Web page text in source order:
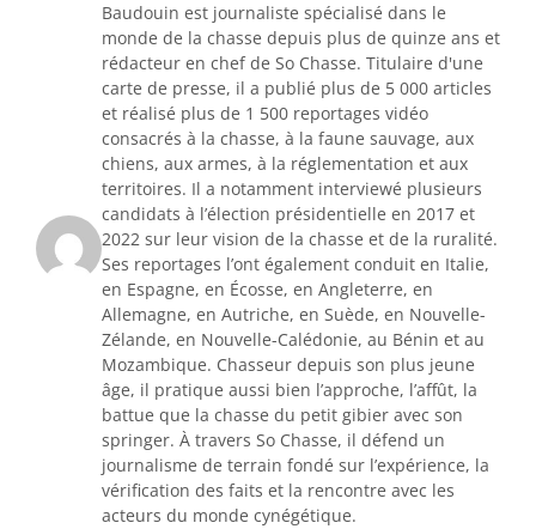
Baudouin est journaliste spécialisé dans le
monde de la chasse depuis plus de quinze ans et
rédacteur en chef de So Chasse. Titulaire d'une
carte de presse, il a publié plus de 5 000 articles
et réalisé plus de 1 500 reportages vidéo
consacrés à la chasse, à la faune sauvage, aux
chiens, aux armes, à la réglementation et aux
territoires. Il a notamment interviewé plusieurs
candidats à l’élection présidentielle en 2017 et
2022 sur leur vision de la chasse et de la ruralité.
Ses reportages l’ont également conduit en Italie,
en Espagne, en Écosse, en Angleterre, en
Allemagne, en Autriche, en Suède, en Nouvelle-
Zélande, en Nouvelle-Calédonie, au Bénin et au
Mozambique. Chasseur depuis son plus jeune
âge, il pratique aussi bien l’approche, l’affût, la
battue que la chasse du petit gibier avec son
springer. À travers So Chasse, il défend un
journalisme de terrain fondé sur l’expérience, la
vérification des faits et la rencontre avec les
acteurs du monde cynégétique.